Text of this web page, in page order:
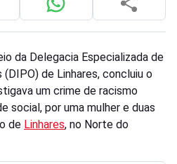
da Delegacia Especializada de
de Linhares, concluiu o
um crime de racismo
social, por uma mulher e duas
de Linhares, no Norte do